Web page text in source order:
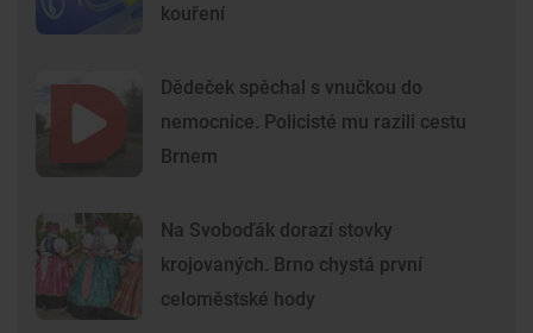
kouření
Dědeček spěchal s vnučkou do
nemocnice. Policisté mu razili cestu
Brnem
Na Svoboďák dorazí stovky
krojovaných. Brno chystá první
celoměstské hody